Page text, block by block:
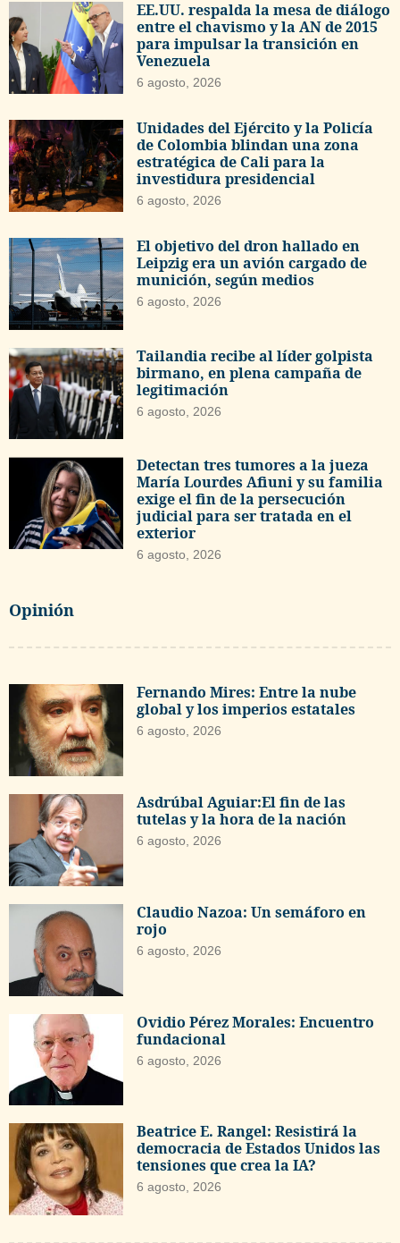
EE.UU. respalda la mesa de diálogo
entre el chavismo y la AN de 2015
para impulsar la transición en
Venezuela
6 agosto, 2026
Unidades del Ejército y la Policía
de Colombia blindan una zona
estratégica de Cali para la
investidura presidencial
6 agosto, 2026
El objetivo del dron hallado en
Leipzig era un avión cargado de
munición, según medios
6 agosto, 2026
Tailandia recibe al líder golpista
birmano, en plena campaña de
legitimación
6 agosto, 2026
Detectan tres tumores a la jueza
María Lourdes Afiuni y su familia
exige el fin de la persecución
judicial para ser tratada en el
exterior
6 agosto, 2026
Opinión
Fernando Mires: Entre la nube
global y los imperios estatales
6 agosto, 2026
Asdrúbal Aguiar:El fin de las
tutelas y la hora de la nación
6 agosto, 2026
Claudio Nazoa: Un semáforo en
rojo
6 agosto, 2026
Ovidio Pérez Morales: Encuentro
fundacional
6 agosto, 2026
Beatrice E. Rangel: Resistirá la
democracia de Estados Unidos las
tensiones que crea la IA?
6 agosto, 2026